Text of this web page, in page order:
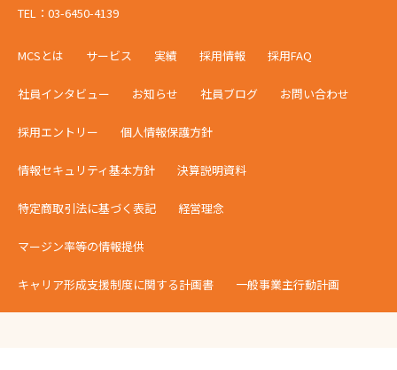
TEL：03-6450-4139
MCSとは サービス 実績 採用情報 採用FAQ
社員インタビュー お知らせ 社員ブログ お問い合わせ
採用エントリー 個人情報保護方針
情報セキュリティ基本方針 決算説明資料
特定商取引法に基づく表記 経営理念
マージン率等の情報提供
キャリア形成支援制度に関する計画書 一般事業主行動計画